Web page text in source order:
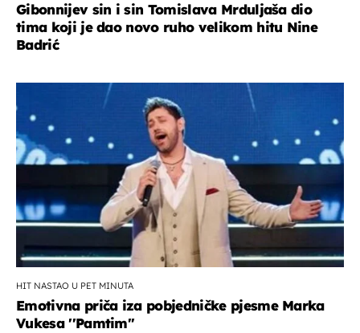
Gibonnijev sin i sin Tomislava Mrduljaša dio
tima koji je dao novo ruho velikom hitu Nine
Badrić
HIT NASTAO U PET MINUTA
Emotivna priča iza pobjedničke pjesme Marka
Vukesa ''Pamtim''